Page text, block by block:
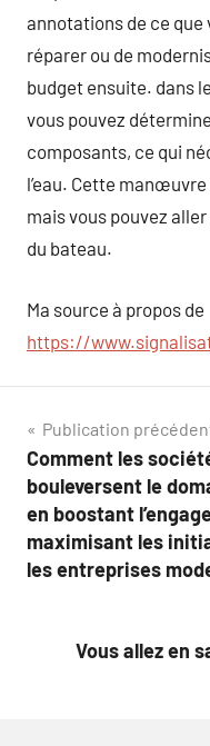
annotations de ce que
réparer ou de
budget ensuite. dans
vous pouvez
composants, ce qui
l’eau. Cette
mais vous pouvez
du bateau.
Ma source à propos de
https://
Navigation
de
l’article
Publication
Comment les
bouleversent le
en boostant
maximisant les
les entreprises
Vous allez en